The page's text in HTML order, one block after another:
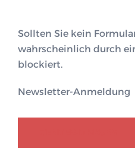
Sollten Sie kein
wahrscheinlich durch
blockiert.
Newsletter-Anmeldung